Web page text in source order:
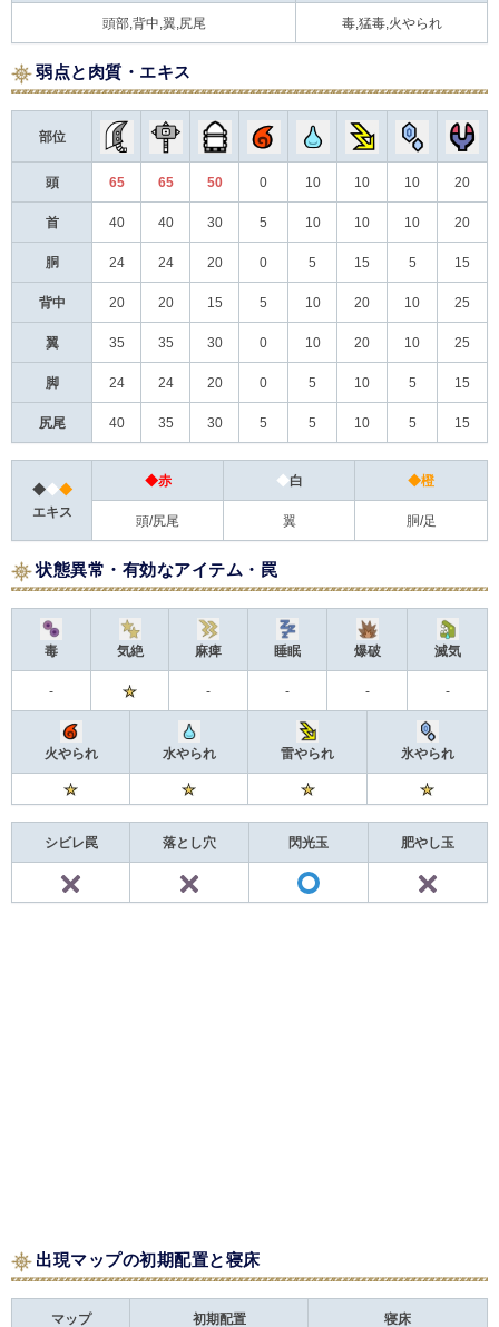
頭部,背中,翼,尻尾 毒,猛毒,火やられ
弱点と肉質・エキス
部位
頭 65 65 50 0 10 10 10 20
首 40 40 30 5 10 10 10 20
胴 24 24 20 0 5 15 5 15
背中 20 20 15 5 10 20 10 25
翼 35 35 30 0 10 20 10 25
脚 24 24 20 0 5 10 5 15
尻尾 40 35 30 5 5 10 5 15
◆◆◆
エキス
◆赤 ◆白 ◆橙
頭/尻尾 翼 胴/足
状態異常・有効なアイテム・罠
毒 気絶 麻痺 睡眠 爆破 滅気
- - - - -
火やられ 水やられ 雷やられ 氷やられ
シビレ罠 落とし穴 閃光玉 肥やし玉
出現マップの初期配置と寝床
マップ 初期配置 寝床